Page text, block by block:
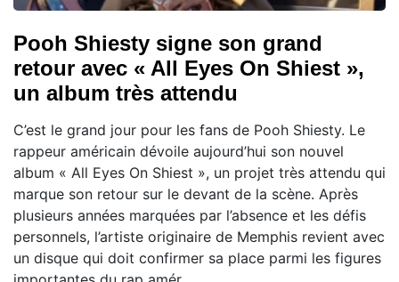
Pooh Shiesty signe son grand
retour avec « All Eyes On Shiest »,
un album très attendu
C’est le grand jour pour les fans de Pooh Shiesty. Le
rappeur américain dévoile aujourd’hui son nouvel
album « All Eyes On Shiest », un projet très attendu qui
marque son retour sur le devant de la scène. Après
plusieurs années marquées par l’absence et les défis
personnels, l’artiste originaire de Memphis revient avec
un disque qui doit confirmer sa place parmi les figures